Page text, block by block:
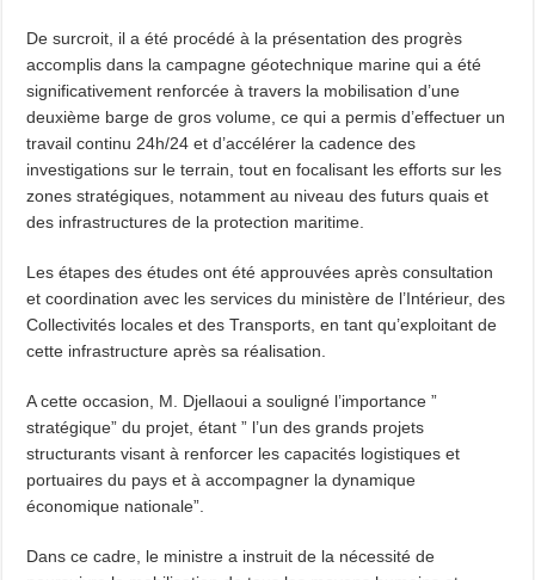
De surcroit, il a été procédé à la présentation des progrès
accomplis dans la campagne géotechnique marine qui a été
significativement renforcée à travers la mobilisation d’une
deuxième barge de gros volume, ce qui a permis d’effectuer un
travail continu 24h/24 et d’accélérer la cadence des
investigations sur le terrain, tout en focalisant les efforts sur les
zones stratégiques, notamment au niveau des futurs quais et
des infrastructures de la protection maritime.
Les étapes des études ont été approuvées après consultation
et coordination avec les services du ministère de l’Intérieur, des
Collectivités locales et des Transports, en tant qu’exploitant de
cette infrastructure après sa réalisation.
A cette occasion, M. Djellaoui a souligné l’importance ”
stratégique” du projet, étant ” l’un des grands projets
structurants visant à renforcer les capacités logistiques et
portuaires du pays et à accompagner la dynamique
économique nationale”.
Dans ce cadre, le ministre a instruit de la nécessité de